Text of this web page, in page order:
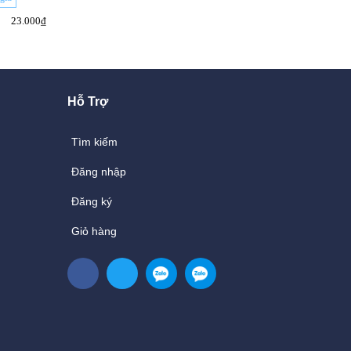
23.000₫
Hỗ Trợ
Tìm kiếm
Đăng nhập
Đăng ký
Giỏ hàng